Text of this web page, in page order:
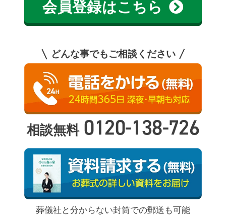
会員登録はこちら
どんな事でもご相談ください
相談無料 0120-138-726
葬儀社と分からない封筒での郵送も可能